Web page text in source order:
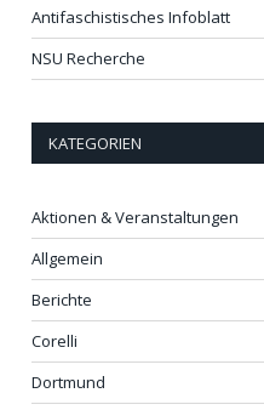
Antifaschistisches Infoblatt
NSU Recherche
KATEGORIEN
Aktionen & Veranstaltungen
Allgemein
Berichte
Corelli
Dortmund